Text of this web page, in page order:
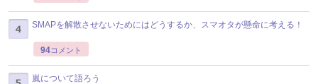
SMAPを解散させないためにはどうするか、スマオタが懸命に考える！
94コメント
嵐について語ろう